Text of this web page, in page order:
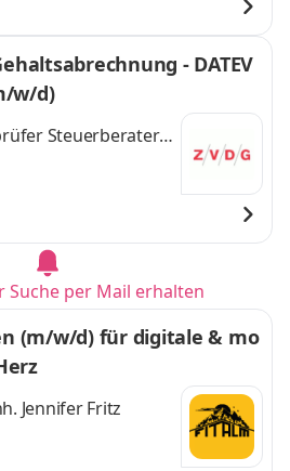
- DATEV
w/d)
Steuerberater
Suche per Mail erhalten
(m/w/d) für digitale & mo
Jennifer Fritz